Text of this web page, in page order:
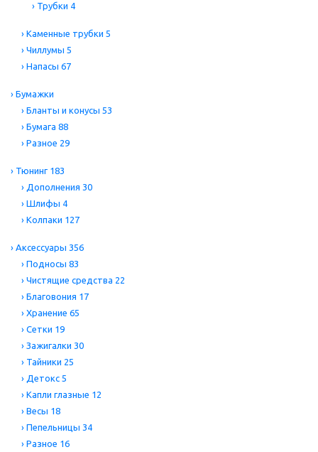
› Трубки 4
› Каменные трубки 5
› Чиллумы 5
› Напасы 67
› Бумажки
› Бланты и конусы 53
› Бумага 88
› Разное 29
› Тюнинг 183
› Дополнения 30
› Шлифы 4
› Колпаки 127
› Аксессуары 356
› Подносы 83
› Чистящие средства 22
› Благовония 17
› Хранение 65
› Сетки 19
› Зажигалки 30
› Тайники 25
› Детокс 5
› Капли глазные 12
› Весы 18
› Пепельницы 34
› Разное 16